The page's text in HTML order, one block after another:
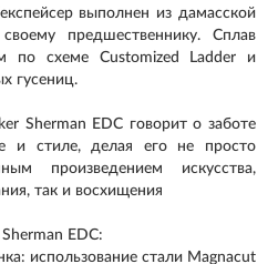
выполнен из дамасской
предшественнику. Сплав
по схеме Customized Ladder и
гусениц.
Sherman EDC говорит о заботе
и стиле, делая его не просто
произведением искусства,
так и восхищения
EDC:
использование стали Magnacut